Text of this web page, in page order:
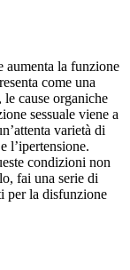
aumenta la funzione
come una
cause organiche
sessuale viene a
varietà di
l’ipertensione.
condizioni non
fai una serie di
per la disfunzione